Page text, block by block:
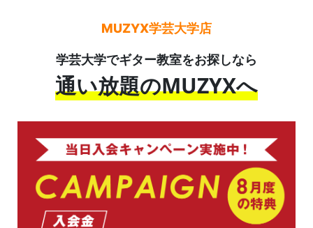
MUZYX学芸大学店
学芸大学でギター教室をお探しなら
通い放題のMUZYXへ